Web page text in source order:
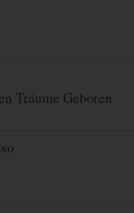
Träume Geboren